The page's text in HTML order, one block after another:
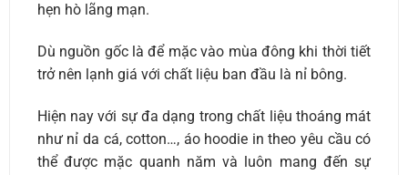
hẹn hò lãng mạn.
Dù nguồn gốc là để mặc vào mùa đông khi thời tiết
trở nên lạnh giá với chất liệu ban đầu là nỉ bông.
Hiện nay với sự đa dạng trong chất liệu thoáng mát
như nỉ da cá, cotton…, áo hoodie in theo yêu cầu có
thể được mặc quanh năm và luôn mang đến sự